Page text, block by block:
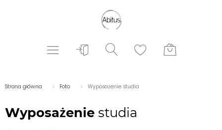
Strona główna Foto Wyposażenie studia
Wyposażenie studia